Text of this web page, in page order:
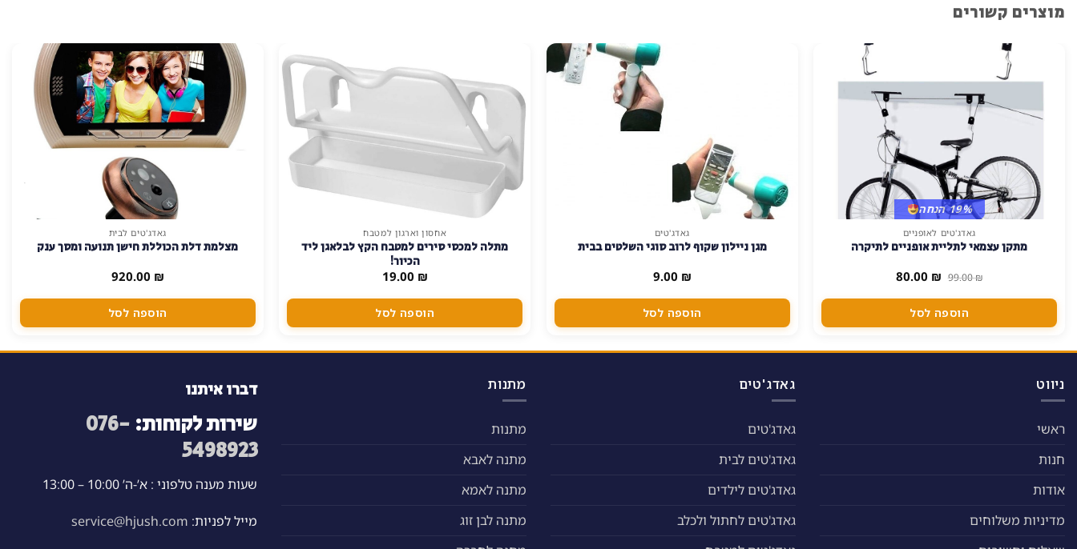
מוצרים קשורים
19% הנחה
גאדג'טים לאופניים
מתקן עצמאי לתליית אופניים לתיקרה
99.00₪ המחיר
המקורי
היה:
99.00 ₪.
80.00 ₪ המחיר
הוא:
הוספה לסל
גאדג'טים
מגן ניילון שקוף לרוב סוגי השלטים בבית
9.00 ₪
הוספה לסל
אחסון וארגון למטבח
מתלה למכסי סירים למטבח הקץ לבלאגן ליד
הכיור!
19.00 ₪
הוספה לסל
גאדג'טים לבית
מצלמת דלת הכוללת חישן תנועה ומסך ענק
920.00 ₪
הוספה לסל
ניווט
ראשי
חנות
אודות
מדיניות משלוחים
גאדג'טים
גאדג'טים
גאדג'טים לבית
גאדג'טים לילדים
גאדג'טים לחתול ולכלב
מתנות
מתנות
מתנה לאבא
מתנה לאמא
מתנה לבן זוג
דברו איתנו
שירות לקוחות: 076-
5498923
שעות מענה טלפוני : א’-ה’ 10:00 – 13:00
מייל לפניות: service@hjush.com